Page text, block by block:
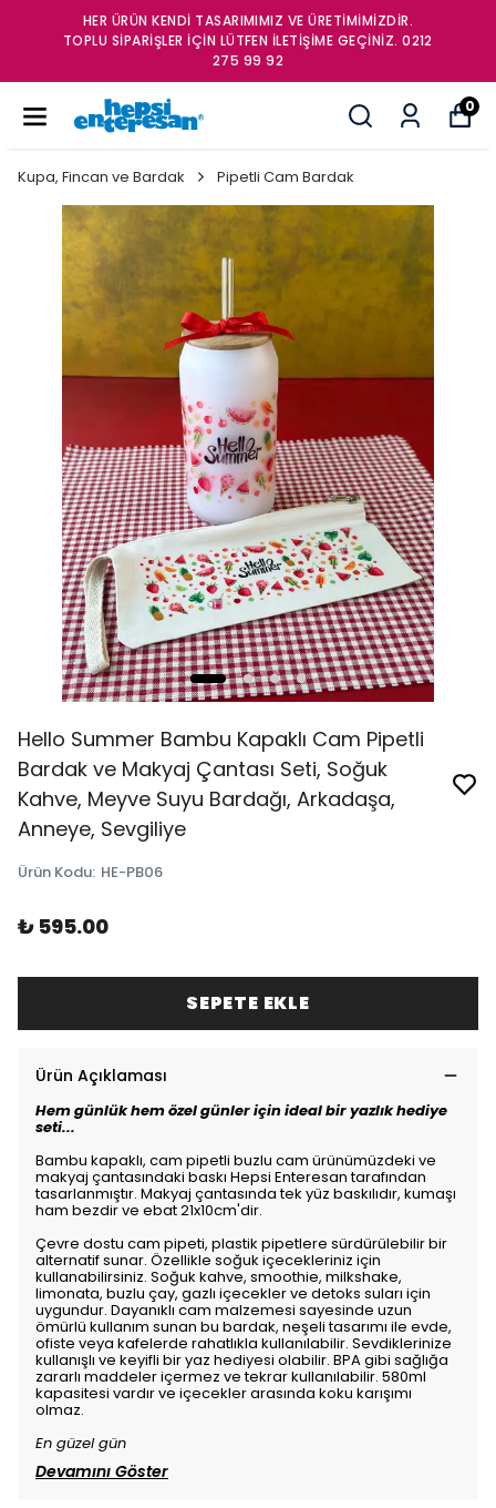
HER ÜRÜN KENDİ TASARIMIMIZ VE ÜRETİMİMİZDİR.
TOPLU SİPARİŞLER İÇİN LÜTFEN İLETİŞİME GEÇİNİZ. 0212
275 99 92
0
Kupa, Fincan ve Bardak Pipetli Cam Bardak
Hello Summer Bambu Kapaklı Cam Pipetli
Bardak ve Makyaj Çantası Seti, Soğuk
Kahve, Meyve Suyu Bardağı, Arkadaşa,
Anneye, Sevgiliye
Ürün Kodu: HE-PB06
₺ 595.00
SEPETE EKLE
Ürün Açıklaması
Hem günlük hem özel günler için ideal bir yazlık hediye
seti...
Bambu kapaklı, cam pipetli buzlu cam ürünümüzdeki ve
makyaj çantasındaki baskı Hepsi Enteresan tarafından
tasarlanmıştır. Makyaj çantasında tek yüz baskılıdır, kumaşı
ham bezdir ve ebat 21x10cm'dir.
Çevre dostu cam pipeti, plastik pipetlere sürdürülebilir bir
alternatif sunar. Özellikle soğuk içecekleriniz için
kullanabilirsiniz. Soğuk kahve, smoothie, milkshake,
limonata, buzlu çay, gazlı içecekler ve detoks suları için
uygundur. Dayanıklı cam malzemesi sayesinde uzun
ömürlü kullanım sunan bu bardak, neşeli tasarımı ile evde,
ofiste veya kafelerde rahatlıkla kullanılabilir. Sevdiklerinize
kullanışlı ve keyifli bir yaz hediyesi olabilir. BPA gibi sağlığa
zararlı maddeler içermez ve tekrar kullanılabilir. 580ml
kapasitesi vardır ve içecekler arasında koku karışımı
olmaz.
En güzel gün
Devamını Göster